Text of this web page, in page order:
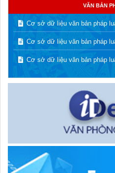
VĂN BẢN
Cơ sở dữ liệu văn bản pháp
Cơ sở dữ liệu văn bản pháp
Cơ sở dữ liệu văn bản pháp